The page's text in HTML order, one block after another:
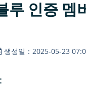
루 인증 멤
생성일：2025-05-23